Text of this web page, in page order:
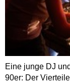
Eine junge DJ
90er: Der